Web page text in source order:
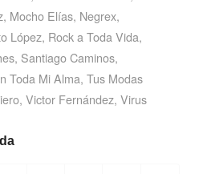
, Mocho Elías, Negrex,
López, Rock a Toda Vida,
, Santiago Caminos,
Toda Mi Alma, Tus Modas
, Victor Fernández, Virus